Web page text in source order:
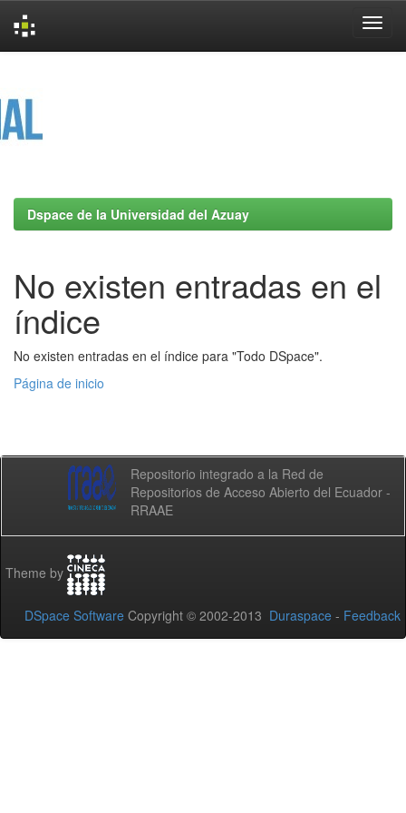
Dspace de la Universidad del Azuay
No existen entradas en el
índice
No existen entradas en el índice para "Todo DSpace".
Página de inicio
Repositorio integrado a la Red de
Repositorios de Acceso Abierto del Ecuador -
RRAAE
Theme by
DSpace Software Copyright © 2002-2013 Duraspace - Feedback